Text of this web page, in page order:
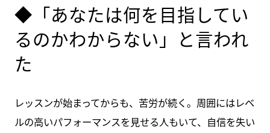
◆「あなたは何を目指してい
るのかわからない」と言われ
た
レッスンが始まってからも、苦労が続く。周囲にはレベ
ルの高いパフォーマンスを見せる人もいて、自信を失い